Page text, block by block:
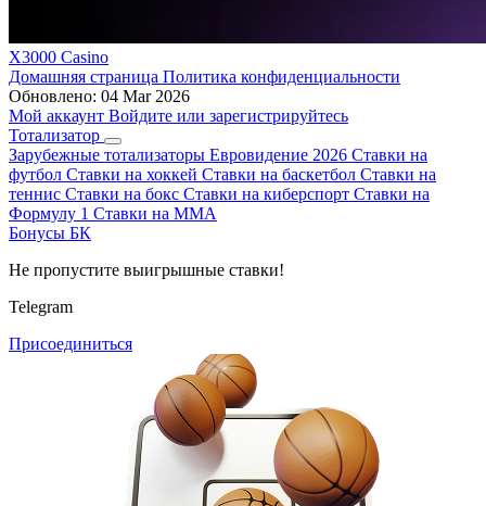
X3000 Casino
Домашняя страница Политика конфиденциальности
Обновлено: 04 Mar 2026
Мой аккаунт Войдите или зарегистрируйтесь
Тотализатор
Зарубежные тотализаторы Евровидение 2026 Ставки на
футбол Ставки на хоккей Ставки на баскетбол Ставки на
теннис Ставки на бокс Ставки на киберспорт Ставки на
Формулу 1 Ставки на ММА
Бонусы БК
Не пропустите выигрышные ставки!
Telegram
Присоединиться